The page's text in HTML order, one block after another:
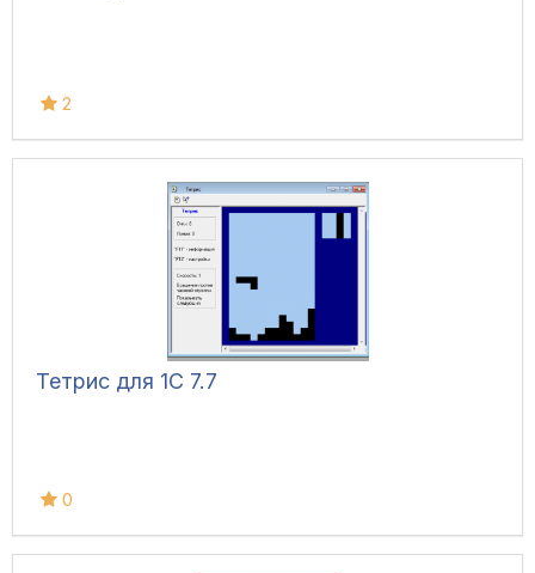
2
Тетрис для 1С 7.7
0